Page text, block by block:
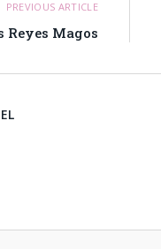
PREVIOUS ARTICLE
Magos